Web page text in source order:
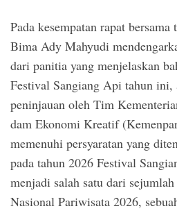
Pada kesempatan rapat
Bima Ady Mahyudi
dari panitia yang menjelaskan
Festival Sangiang Api tahun ini,
peninjauan oleh Tim
dam Ekonomi Kreatif
memenuhi persyaratan yang
pada tahun 2026 Festival
menjadi salah satu dari
Nasional Pariwisata 2026,